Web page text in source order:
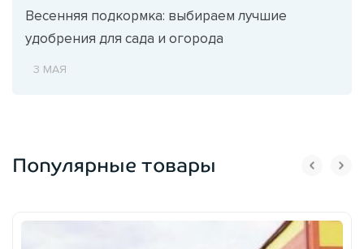
Весенняя подкормка: выбираем лучшие
удобрения для сада и огорода
3 МАЯ
Популярные товары